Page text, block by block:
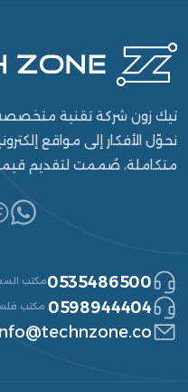
تيك زون شركة تقنية متخصصة
نحوّل الأفكار إلى مواقع
متكاملة، صُممت لتقديم قيمة
0535486500مكتب
0598944404 مكتب